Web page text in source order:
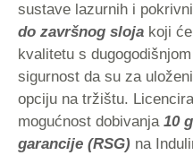
sustave lazurnih i
do završnog sloja koji
kvalitetu s
sigurnost da su za
opciju na tržištu.
mogućnost dobivanja 10
garancije (RSG) na